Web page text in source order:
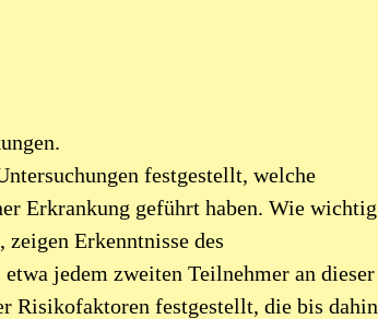
festgestellt, welche
Erkrankung geführt haben. Wie wichtig
Erkenntnisse des
jedem zweiten Teilnehmer an dieser
Risikofaktoren festgestellt, die bis dahin